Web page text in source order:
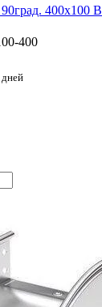
400х100
400
дней